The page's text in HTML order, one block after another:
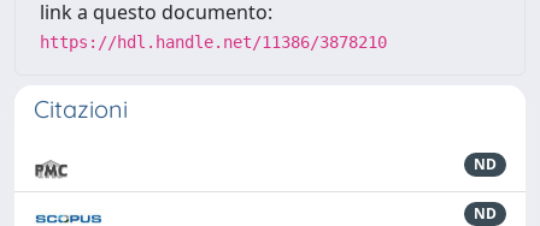
link a questo documento:
https://hdl.handle.net/11386/3878210
Citazioni
ND
ND